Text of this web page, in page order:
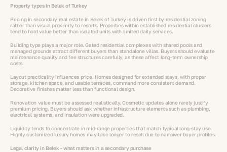
Property types in Belek of Turkey
Pricing in secondary real estate in Belek of Turkey is driven first by residential zoning
rather than visual proximity to resorts. Properties within established residential clusters
tend to hold value better than isolated units with limited daily services.
Building type plays a major role. Gated residential complexes with shared pools and
managed grounds attract different buyers than standalone villas. Buyers should evaluate
maintenance quality and fee structures carefully, as these affect long-term ownership
costs.
Layout practicality influences price. Homes designed for extended stays, with proper
storage, kitchen space, and usable terraces, command more consistent demand.
Decorative finishes matter less than functional design.
Renovation value must be assessed realistically. Cosmetic updates alone rarely justify
premium pricing. Buyers should ask whether infrastructure elements such as plumbing,
electrical systems, and insulation were upgraded.
Liquidity tends to concentrate in mid-range properties that match typical long-stay use.
Highly customized luxury homes may take longer to resell due to narrower buyer profiles.
Legal clarity in Belek - what matters in a secondary purchase